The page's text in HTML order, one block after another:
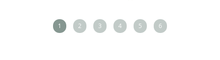
1 2 3 4 5 6